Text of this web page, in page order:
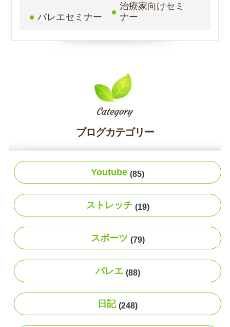
バレエセミナー
治療家向けセミ
ナー
ブログカテゴリー
Youtube (85)
ストレッチ (19)
スポーツ (79)
バレエ (88)
日記 (248)